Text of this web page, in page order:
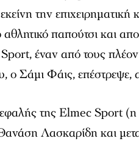
την
παπούτσι και
έναν από τους
ο Σάμι Φάις, επέστρεψε,
της Elmec Sport (η
Λασκαρίδη και